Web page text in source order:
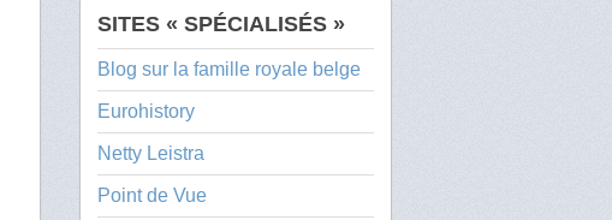
SITES « SPÉCIALISÉS »
Blog sur la famille royale belge
Eurohistory
Netty Leistra
Point de Vue